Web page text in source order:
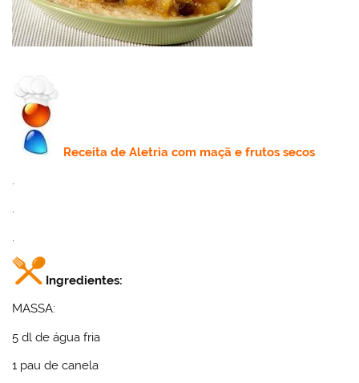
Receita deAletria com maçã e frutos secos
.
.
.
Ingredientes:
MASSA:
5dl deágua fria
1 pau decanela